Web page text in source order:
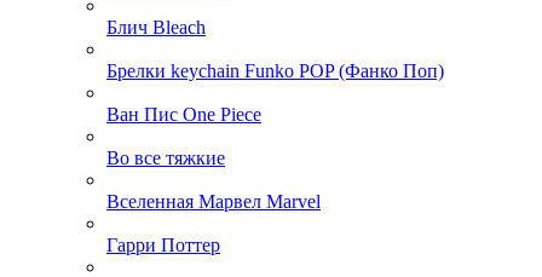
Блич Bleach
Брелки keychain Funko POP (Фанко Поп)
Ван Пис One Piece
Во все тяжкие
Вселенная Марвел Marvel
Гарри Поттер